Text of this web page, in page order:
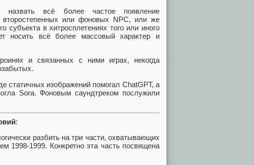
назвать всё более частое появление
второстепенных или фоновых NPC, или же
субъекта в хитросплетениях того или иного
носить всё более массовый характер и
и связанных с ними играх, некогда
статичных изображений помогал ChatGPT, а
Sora. Фоновым саундтреком послужили
:
разбить на три части, охватывающих
1998-1999. Конкретно эта часть посвящена